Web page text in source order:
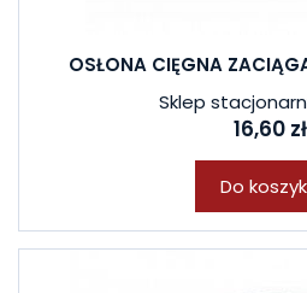
OSŁONA CIĘGNA
Sklep
16,60 zł
Do